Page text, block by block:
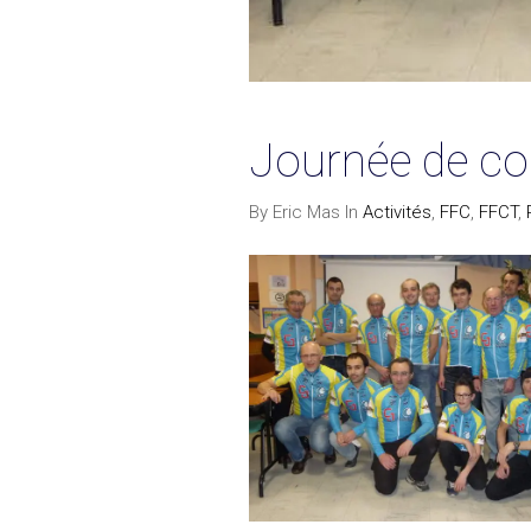
Journée de
By Eric Mas In Activités, FFC, FFCT,